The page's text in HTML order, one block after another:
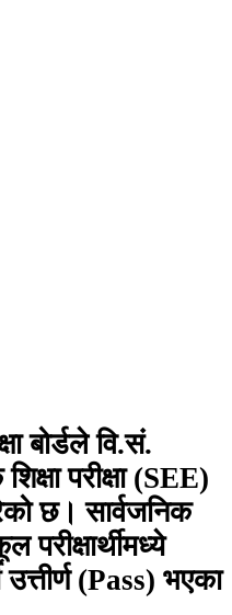
बोर्डले वि.सं.
परीक्षा (SEE)
छ। सार्वजनिक
उत्तीर्ण (Pass) भएका